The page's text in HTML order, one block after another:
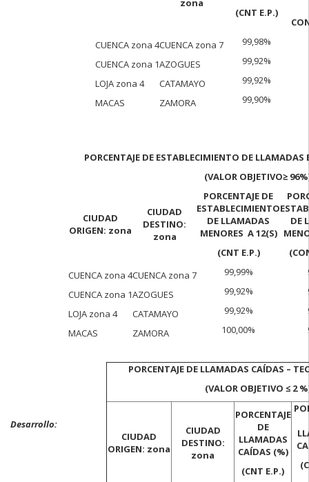
Desarrollo:
zona
(CNT E.P.)
CUENCA zona 4CUENCA zona 7
99,98%
CUENCA zona 1AZOGUES
99,92%
LOJA zona 4
CATAMAYO
99,92%
MACAS
ZAMORA 99,90%
PORCENTAJE DE ESTABLECIMIENTO DE
(VALOR OBJETIVO≥
CIUDAD
ORIGEN: zona
CIUDAD
DESTINO:
zona
PORCENTAJE DE
ESTABLECIMIENTO
DE LLAMADAS
MENORES A 12(S)
(CNT E.P.)
DE
CUENCA zona 4CUENCA zona 7 99,99%
CUENCA zona 1AZOGUES 99,92%
LOJA zona 4
CATAMAYO 99,92%
MACAS
ZAMORA 100,00%
PORCENTAJE DE LLAMADAS CAÍDAS –
(VALOR OBJETIVO ≤ 2
CIUDAD
ORIGEN: zona
CIUDAD
DESTINO:
zona
PORCENTAJE
DE
LLAMADAS
CAÍDAS (%)
(CNT E.P.)